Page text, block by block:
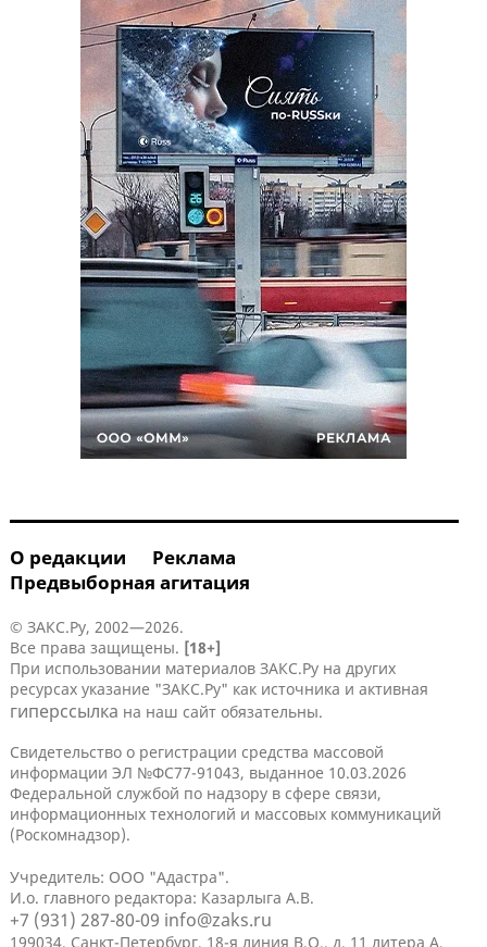
О редакции
Реклама
Предвыборная агитация
© ЗАКС.Ру, 2002—2026.
Все права защищены. [18+]
При использовании материалов ЗАКС.Ру на других
ресурсах указание "ЗАКС.Ру" как источника и активная
гиперссылка на наш сайт обязательны.
Свидетельство о регистрации средства массовой
информации ЭЛ №ФС77-91043, выданное 10.03.2026
Федеральной службой по надзору в сфере связи,
информационных технологий и массовых коммуникаций
(Роскомнадзор).
Учредитель: ООО "Адастра".
И.о. главного редактора: Казарлыга А.В.
+7 (931) 287-80-09 info@zaks.ru
199034, Санкт-Петербург, 18-я линия В.О., д. 11 литера А,